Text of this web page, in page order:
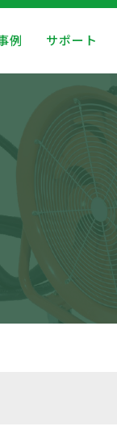
例 サポート